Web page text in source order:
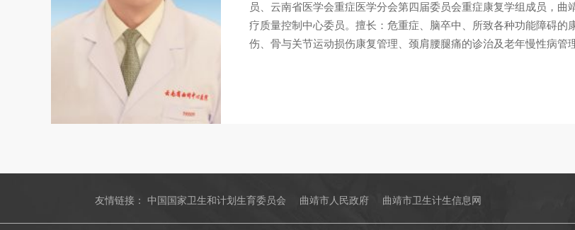
员、云南省医学会重症医学分会第四届委员会重症康复学组成员，
疗质量控制中心委员。擅长：危重症、脑卒中、所致各种功能障碍
伤、骨与关节运动损伤康复管理、颈肩腰腿痛的诊治及老年慢性病管
友情链接：中国国家卫生和计划生育委员会 曲靖市人民政府 曲靖市卫生计生信息网